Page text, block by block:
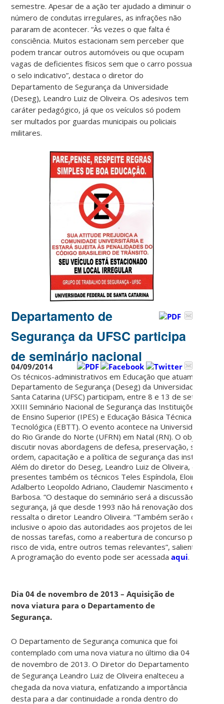
semestre. Apesar de a ação ter ajudado a diminuir o
número de condutas irregulares, as infrações não
pararam de acontecer. “Às vezes o que falta é
consciência. Muitos estacionam sem perceber que
podem trancar outros automóveis ou que ocupam
vagas de deficientes físicos sem que o carro possua
o selo indicativo”, destaca o diretor do
Departamento de Segurança da Universidade
(Deseg), Leandro Luiz de Oliveira. Os adesivos tem
caráter pedagógico, já que os veículos só podem
ser multados por guardas municipais ou policiais
militares.
Departamento de
Segurança da UFSC participa
de seminário nacional
04/09/2014
Os técnicos-administrativos em Educação que atuam no
Departamento de Segurança (Deseg) da Universidade
Santa Catarina (UFSC) participam, entre 8 e 13 de setembro,
XXIII Seminário Nacional de Segurança das Instituições
de Ensino Superior (IPES) e Educação Básica Técnica e
Tecnológica (EBTT). O evento acontece na Universidade
do Rio Grande do Norte (UFRN) em Natal (RN). O objetivo é
discutir novas abordagens de defesa, preservação,
ordem, capacitação e a política de segurança das instituições.
Além do diretor do Deseg, Leandro Luiz de Oliveira, estarão
presentes também os técnicos Teles Espíndola, Eloir Ramos,
Adalberto Leopoldo Adriano, Claudemir Nascimento e
Barbosa. “O destaque do seminário será a discussão da
segurança, já que desde 1993 não há renovação dos
ressalta o diretor Leandro Oliveira. “Também serão
inclusive o apoio das autoridades aos projetos de lei que
de nossas tarefas, como a reabertura de concurso público,
risco de vida, entre outros temas relevantes”, salienta
A programação do evento pode ser acessadaaqui.
Dia 04 de novembro de 2013 – Aquisição de
nova viatura para o Departamento de
Segurança.
O Departamento de Segurança comunica que foi
contemplado com uma nova viatura no último dia 04
de novembro de 2013. O Diretor do Departamento
de Segurança Leandro Luiz de Oliveira enalteceu a
chegada da nova viatura, enfatizando a importância
desta para a dar continuidade a ronda dentro do